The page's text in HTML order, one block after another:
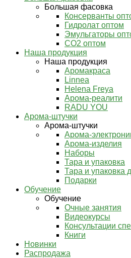
Большая фасовка
Консерванты
Гидролат оптом
Эмульгаторы
СО2 оптом
Наша продукция
Наша продукция
Аромакраса
Linnea
Helena Freya
Арома-реалити
RADU YOU
Арома-штучки
Арома-штучки
Арома-
Арома-изделия
Наборы
Тара и упаковка
Тара и
Подарки
Обучение
Обучение
Очные занятия
Видеокурсы
Консультации
Книги
Новинки
Распродажа